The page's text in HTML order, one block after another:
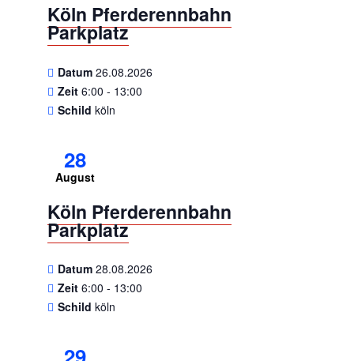
Köln Pferderennbahn
Parkplatz
Datum 26.08.2026
Zeit 6:00 - 13:00
Schild köln
28
August
Köln Pferderennbahn
Parkplatz
Datum 28.08.2026
Zeit 6:00 - 13:00
Schild köln